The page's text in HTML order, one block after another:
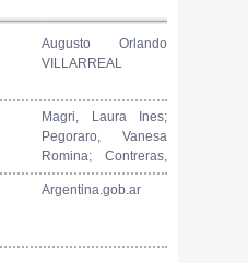
Augusto Orlando
VILLARREAL
Magri, Laura Ines;
Pegoraro, Vanesa
Romina; Contreras,
Cecilia Ines; Barceló,
Candela;
Argentina.gob.ar